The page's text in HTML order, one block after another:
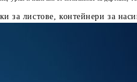
за листове, контейнери за